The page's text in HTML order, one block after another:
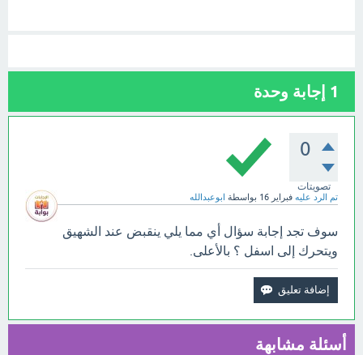
1 إجابة وحدة
0
تصويتات
تم الرد عليه فبراير 16 بواسطة ابوعبدالله
سوف تجد إجابة سؤال أي مما يلي ينقبض عند الشهيق
ويتحرك إلى اسفل ؟ بالأعلى.
أسئلة مشابهة